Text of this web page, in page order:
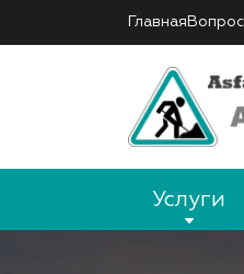
Главная
Услуги